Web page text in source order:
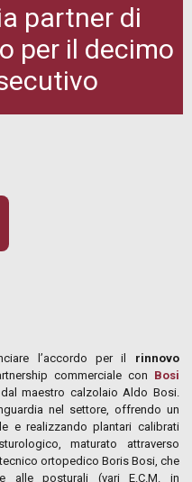
partner di
per il decimo
l’accordo per il rinnovo
commerciale con Bosi
maestro calzolaio Aldo Bosi.
nel settore, offrendo un
e realizzando plantari calibrati
maturato attraverso
ortopedico Boris Bosi, che
alle posturali (vari E.C.M. in